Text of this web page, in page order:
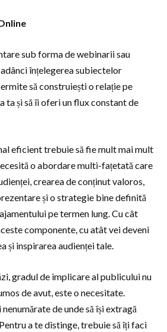
sub forma de webinarii sau
înțelegerea subiectelor
să construiești o relație pe
ta și să îi oferi un flux constant de
eficient trebuie să fie mult mai mult
o abordare multi-fațetată care
crearea de conținut valoros,
și o strategie bine definită
pe termen lung. Cu cât
componente, cu atât vei deveni
și inspirarea audienței tale.
gradul de implicare al publicului nu
de avut, este o necesitate.
de unde să își extragă
a te distinge, trebuie să îți faci